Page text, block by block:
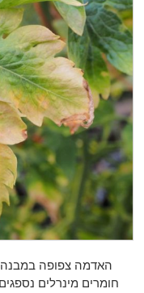
האדמה צפופה
חומרים מינרלים